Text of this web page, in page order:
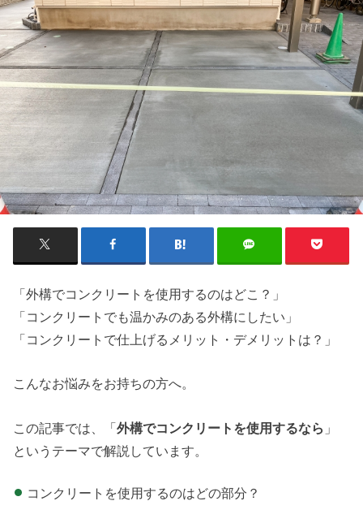
「外構でコンクリートを使用するのはどこ？」
「コンクリートでも温かみのある外構にしたい」
「コンクリートで仕上げるメリット・デメリットは？」
こんなお悩みをお持ちの方へ。
この記事では、「外構でコンクリートを使用するなら 」
というテーマで解説しています。
コンクリートを使用するのはどの部分？